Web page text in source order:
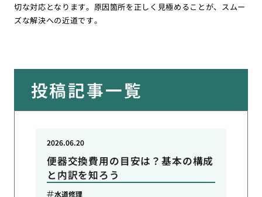
切な対応となります。原因箇所を正しく見極めることが、スムー
ズな解決への近道です。
投稿記事一覧
便器交換費用の目安は？基本の構成
と内訳を知ろう
2026.06.20
水道修理